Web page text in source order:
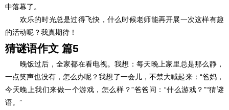
中落幕了。
欢乐的时光总是过得飞快，什么时候老师能再开展一次这样有趣
的活动呢？我真期待！
猜谜语作文 篇5
晚饭过后，全家都在看电视。我想：每天晚上家里总是那么静，
一点笑声也没有，怎么办呢？我想了一会儿，不禁大喊起来：“爸妈，
今天晚上我们来做一个游戏，怎么样？”爸爸问：“什么游戏？”“猜谜
语。”